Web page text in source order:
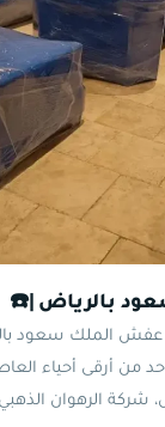
بالرياض |☎️
الملك سعود
من أرقى أحياء
الرهوان